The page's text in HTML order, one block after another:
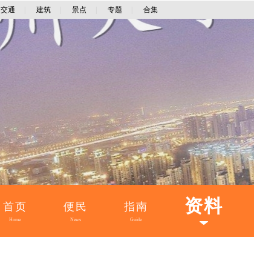
交通 建筑 景点 专题 合集
首页
Home
便民
News
指南
Guide
资料